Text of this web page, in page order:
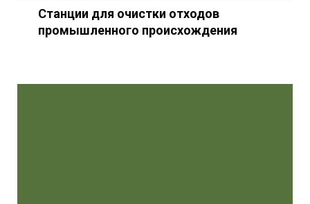
Станции для очистки отходов
промышленного происхождения